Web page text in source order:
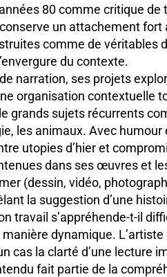
80 comme critique de
un attachement fort
comme de véritables
du contexte.
narration, ses projets
organisation contextuelle
grands sujets récurrents
les animaux. Avec humour
utopies d’hier et
dans ses œuvres et
(dessin, vidéo,
la suggestion d’une
travail s’appréhende-t-il
dynamique.
cas la clarté d’une lecture
fait partie de la